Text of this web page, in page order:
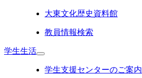
大東文化歴史資料館
教員情報検索
学生生活
学生支援センターのご案内